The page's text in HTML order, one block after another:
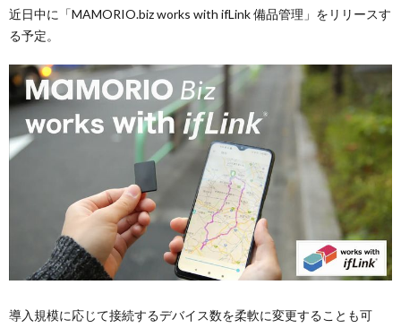
近日中に「MAMORIO.biz works with ifLink 備品管理」をリリースす
る予定。
導入規模に応じて接続するデバイス数を柔軟に変更することも可